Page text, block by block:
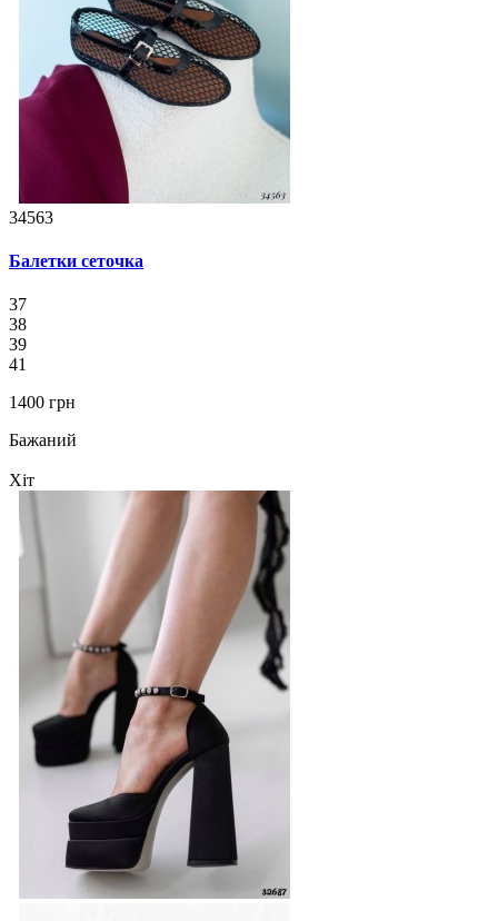
34563
Балетки сеточка
37
38
39
41
1400 грн
Бажаний
Хіт